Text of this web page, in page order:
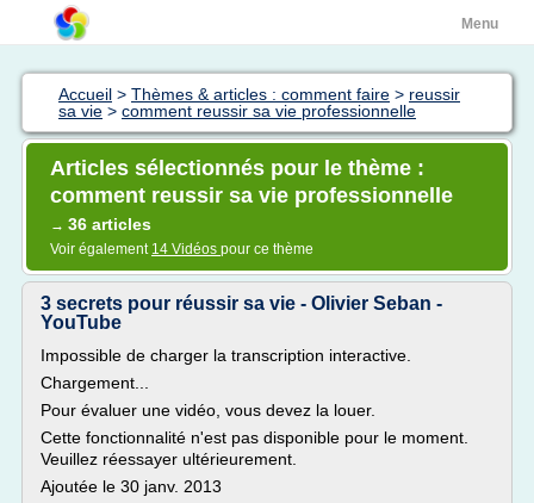
Menu
Accueil > Thèmes & articles : comment faire > reussir
sa vie > comment reussir sa vie professionnelle
Articles sélectionnés pour le thème :
comment reussir sa vie professionnelle
→ 36 articles
Voir également 14 Vidéos pour ce thème
3 secrets pour réussir sa vie - Olivier Seban -
YouTube
Impossible de charger la transcription interactive.
Chargement...
Pour évaluer une vidéo, vous devez la louer.
Cette fonctionnalité n'est pas disponible pour le moment.
Veuillez réessayer ultérieurement.
Ajoutée le 30 janv. 2013